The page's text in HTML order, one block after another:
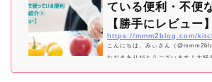
ている便利・不便
【勝手にレビュー】
https://mmm2blog.com/
こんにちは、みぃさん（
ただきありがとうございます！大好